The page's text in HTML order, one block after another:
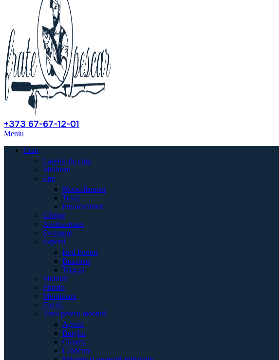
+373 67-67-12-01
Meniu
Crap
Lansete de crap
Mulinete
Fire
Monofilament
Textil
Fluorocarbon
Cârlige
Avertizatoare
Swingere
Suporți
Rod Poduri
Buzzbari
Tripozi
Monturi
Plumbi
Momitoare
Fotolii
Totul pentru monturi
Agrafe
Burghii
Crosete
Leadcore